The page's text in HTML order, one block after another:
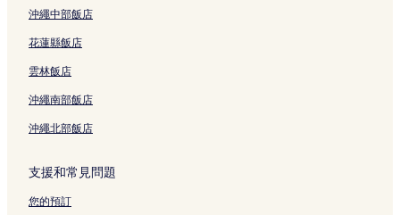
東莞體育中心 5 星級飯店
東莞體育中心 4 星級飯店
沖繩中部飯店
花蓮縣飯店
雲林飯店
沖繩南部飯店
沖繩北部飯店
支援和常見問題
您的預訂